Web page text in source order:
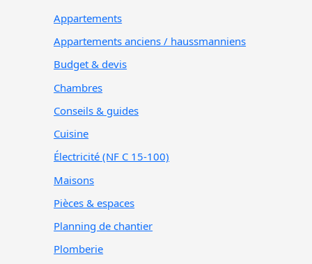
Appartements
Appartements anciens / haussmanniens
Budget & devis
Chambres
Conseils & guides
Cuisine
Électricité (NF C 15-100)
Maisons
Pièces & espaces
Planning de chantier
Plomberie